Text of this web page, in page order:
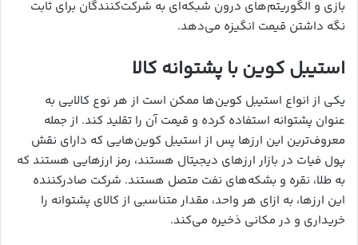
بازی و الگوریتم‌های درون شبکه‌ای به شرکت‌کنندگان برای ثابت
نگه داشتن قیمت انگیزه می‌دهد.
استیبل کوین با پشتوانه کالا
یکی از انواع استیبل کوین‌ها ممکن است از هر نوع کالایی به
عنوان پشتوانه استفاده کرده و قیمت آن را تقلید کند. از جمله
معروف‌ترین این ارزها پس از استیبل کوین‌هایی که دارای نقش
پول فیات در بازار ارزهای دیجیتال هستند، رمز ارزهایی هستند که
به طلا، نقره و بشکه‌های نفت متصل هستند. شرکت صادرکننده
این ارزها، به ازای هر واحد، مقدار متناسبی از کالای پشتوانه را
خریداری و در مکانی ذخیره می‌کند.